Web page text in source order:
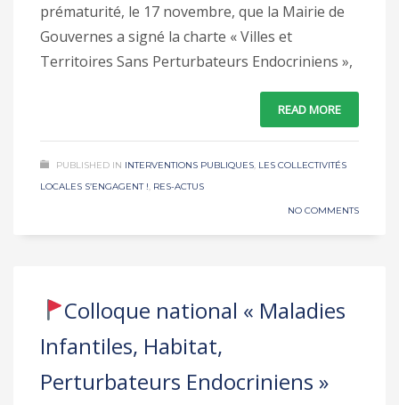
prématurité, le 17 novembre, que la Mairie de
Gouvernes a signé la charte « Villes et
Territoires Sans Perturbateurs Endocriniens »,
READ MORE
PUBLISHED IN INTERVENTIONS PUBLIQUES, LES COLLECTIVITÉS
LOCALES S’ENGAGENT !, RES-ACTUS
NO COMMENTS
Colloque national « Maladies
Infantiles, Habitat,
Perturbateurs Endocriniens »